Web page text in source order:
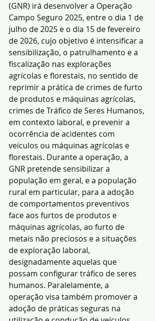
(GNR) irá desenvolver a Operação
Campo Seguro 2025, entre o dia 1 de
julho de 2025 e o dia 15 de fevereiro
de 2026, cujo objetivo é intensificar a
sensibilização, o patrulhamento e a
fiscalização nas explorações
agrícolas e florestais, no sentido de
reprimir a prática de crimes de furto
de produtos e máquinas agrícolas,
crimes de Tráfico de Seres Humanos,
em contexto laboral, e prevenir a
ocorrência de acidentes com
veículos ou máquinas agrícolas e
florestais. Durante a operação, a
GNR pretende sensibilizar a
população em geral, e a população
rural em particular, para a adoção
de comportamentos preventivos
face aos furtos de produtos e
máquinas agrícolas, ao furto de
metais não preciosos e a situações
de exploração laboral,
designadamente aquelas que
possam configurar tráfico de seres
humanos. Paralelamente, a
operação visa também promover a
adoção de práticas seguras na